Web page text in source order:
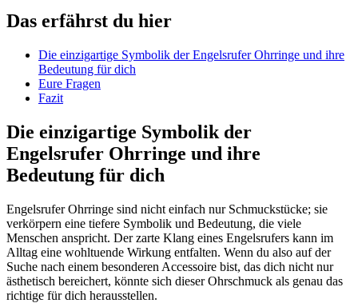
Das erfährst‌ du hier
Die ⁣einzigartige Symbolik der Engelsrufer Ohrringe ‍und ihre⁣
Bedeutung für dich
Eure Fragen
Fazit
Die einzigartige Symbolik der⁣
Engelsrufer‌ Ohrringe und ihre
Bedeutung⁤ für‍ dich
Engelsrufer Ohrringe sind nicht einfach nur Schmuckstücke; sie
verkörpern ⁤eine tiefere Symbolik ⁤und Bedeutung, ‌die viele
Menschen anspricht. Der zarte Klang eines Engelsrufers kann im
Alltag eine‍ wohltuende Wirkung entfalten. Wenn du also auf der
Suche nach einem‌ besonderen Accessoire bist, das dich nicht nur
ästhetisch bereichert, könnte sich dieser Ohrschmuck als genau das
richtige ⁣für‌ dich herausstellen.